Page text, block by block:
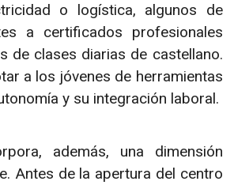
o logística, algunos de
a certificados profesionales
de clases diarias de castellano.
a los jóvenes de herramientas
y su integración laboral.
además, una dimensión
Antes de la apertura del centro